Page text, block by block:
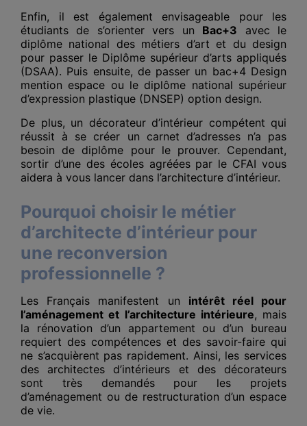
Enfin, il est également envisageable pour les
étudiants de s’orienter vers un Bac+3 avec le
diplôme national des métiers d’art et du design
pour passer le Diplôme supérieur d’arts appliqués
(DSAA). Puis ensuite, de passer un bac+4 Design
mention espace ou le diplôme national supérieur
d’expression plastique (DNSEP) option design.
De plus, un décorateur d’intérieur compétent qui
réussit à se créer un carnet d’adresses n’a pas
besoin de diplôme pour le prouver. Cependant,
sortir d’une des écoles agréées par le CFAI vous
aidera à vous lancer dans l’architecture d’intérieur.
Pourquoi choisir le métier
d’architecte d’intérieur pour
une reconversion
professionnelle ?
Les Français manifestent un intérêt réel pour
l’aménagement et l’architecture intérieure, mais
la rénovation d’un appartement ou d’un bureau
requiert des compétences et des savoir-faire qui
ne s’acquièrent pas rapidement. Ainsi, les services
des architectes d’intérieurs et des décorateurs
sont très demandés pour les projets
d’aménagement ou de restructuration d’un espace
de vie.